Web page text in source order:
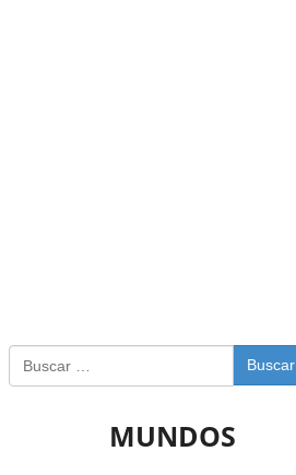
Buscar
MUNDOS